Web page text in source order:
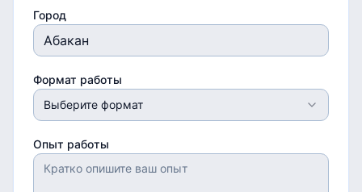
Город
Формат работы
Выберите формат
Опыт работы